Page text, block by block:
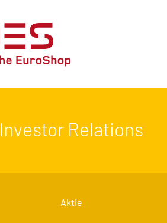
Investor Relations
Aktie